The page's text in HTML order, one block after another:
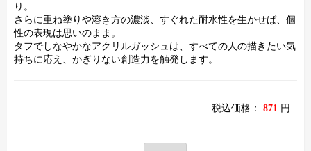
り。
さらに重ね塗りや溶き方の濃淡、すぐれた耐水性を生かせば、個
性の表現は思いのまま。
タフでしなやかなアクリルガッシュは、すべての人の描きたい気
持ちに応え、かぎりない創造力を触発します。
税込価格： 871 円